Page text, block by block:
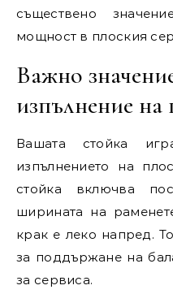
съществено
мощност в плоския
Важно
изпълнение на
Вашата стойка
изпълнението на
стойка включва
ширината на
крак е леко напред.
за поддържане на
за сервиса.